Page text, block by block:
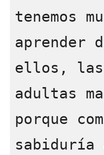
tenemos
aprender
ellos, las
adultas
porque
sabiduría